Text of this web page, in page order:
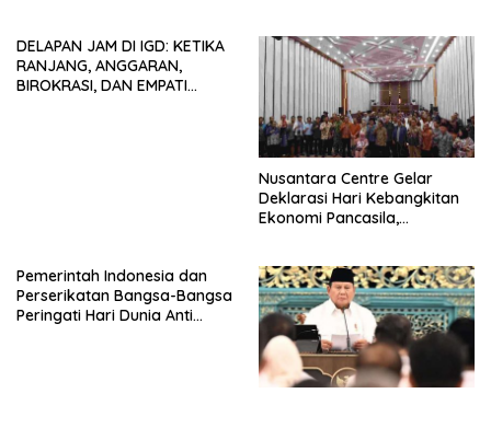
Siapapun
DELAPAN JAM DI IGD: KETIKA
RANJANG, ANGGARAN,
BIROKRASI, DAN EMPATI
Nusantara Centre Gelar
Deklarasi Hari Kebangkitan
Ekonomi Pancasila,
Penjajahan (Pergolakan
Ekonomi Politik Indonesia) &
Simposium Nasional “Urgensi
Undang-Undang
Perekonomian Nasional dan
Kesejahteraan Sosial dalam
Pemerintah Indonesia dan
Perserikatan Bangsa-Bangsa
Peringati Hari Dunia Anti